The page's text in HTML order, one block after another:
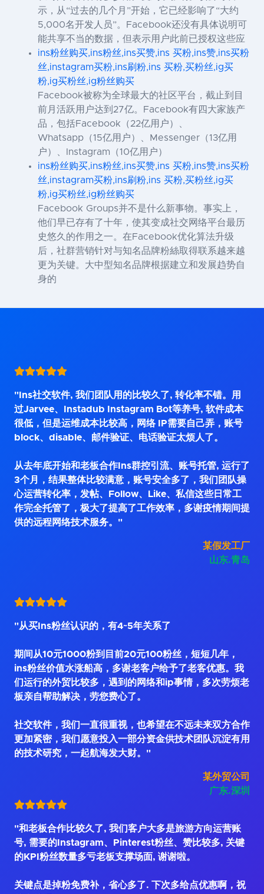
示，从“过去的几个月”开始，它已经影响了“大约
5,000名开发人员”。Facebook还没有具体说明可
能共享不当的数据，但表示用户此前已授权这些应
ins粉丝购买,ins粉丝,ins买赞,ins 买粉,ins赞,ins买粉
丝,instagram买粉,ins刷粉,ins 买粉,买粉丝,ig买
粉,ig买粉丝,ig粉丝购买
Facebook被称为全球最大的社区平台，截止到目
前月活跃用户达到27亿。Facebook有四大家族产
品，包括Facebook（22亿用户）、
Whatsapp（15亿用户）、Messenger（13亿用
户）、Instagram（10亿用户）
ins粉丝购买,ins粉丝,ins买赞,ins 买粉,ins赞,ins买粉
丝,instagram买粉,ins刷粉,ins 买粉,买粉丝,ig买
粉,ig买粉丝,ig粉丝购买
Facebook Groups并不是什么新事物。事实上，
他们早已存有了十年，使其变成社交网络平台最历
史悠久的作用之一。在Facebook优化算法升级
后，社群营销针对与知名品牌粉絲取得联系越来越
更为关键。大中型知名品牌根据建立和发展趋势自
身的
"Ins社交软件, 我们团队用的比较久了, 转化率不错。用
过Jarvee、Instadub Instagram Bot等养号, 软件成本
很低，但是运维成本比较高，网络 IP需要自己弄，账号
block、disable、邮件验证、电话验证太烦人了。
从去年底开始和老板合作Ins群控引流、账号托管, 运行了
3个月，结果整体比较满意，账号安全多了，我们团队操
心运营转化率，发帖、Follow、Like、私信这些日常工
作完全托管了，极大了提高了工作效率，多谢疫情期间提
供的远程网络技术服务。"
某假发工厂
山东.青岛
"从买Ins粉丝认识的，有4~5年关系了
期间从10元1000粉到目前20元100粉丝，短短几年，
ins粉丝价值水涨船高，多谢老客户给予了老客优惠。我
们运行的外贸比较多，遇到的网络和ip事情，多次劳烦老
板亲自帮助解决，劳您费心了。
社交软件，我们一直很重视，也希望在不远未来双方合作
更加紧密，我们愿意投入一部分资金供技术团队沉淀有用
的技术研究，一起航海发大财。"
某外贸公司
广东.深圳
"和老板合作比较久了, 我们客户大多是旅游方向运营账
号, 需要的Instagram、Pinterest粉丝、赞比较多, 关键
的KPI粉丝数量多亏老板支撑场面, 谢谢啦。
关键点是掉粉免费补，省心多了. 下次多给点优惠啊，祝